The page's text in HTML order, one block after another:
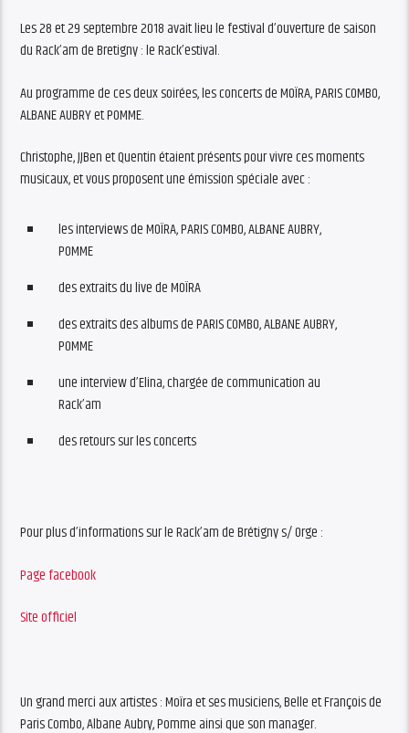
Les 28 et 29 septembre 2018 avait lieu le festival d’ouverture de saison
du Rack’am de Bretigny : le Rack’estival.
Au programme de ces deux soirées, les concerts de MOÏRA, PARIS COMBO,
ALBANE AUBRY et POMME.
Christophe, JJBen et Quentin étaient présents pour vivre ces moments
musicaux, et vous proposent une émission spéciale avec :
les interviews de MOÏRA, PARIS COMBO, ALBANE AUBRY,
POMME
des extraits du live de MOÏRA
des extraits des albums de PARIS COMBO, ALBANE AUBRY,
POMME
une interview d’Elina, chargée de communication au
Rack’am
des retours sur les concerts
Pour plus d’informations sur le Rack’am de Brétigny s/ Orge :
Page facebook
Site officiel
Un grand merci aux artistes : Moïra et ses musiciens, Belle et François de
Paris Combo, Albane Aubry, Pomme ainsi que son manager.